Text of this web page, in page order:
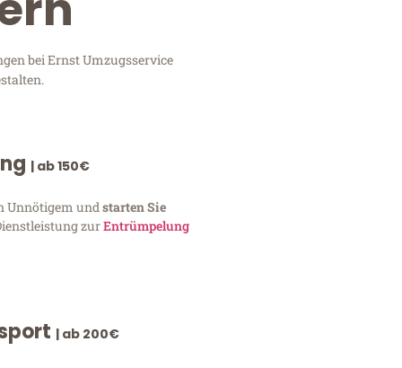
bei Ernst Umzugsservice
| ab 150€
Unnötigem und starten Sie
zurEntrümpelung
| ab 200€